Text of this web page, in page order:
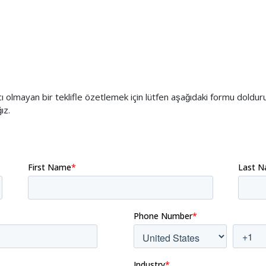
olmayan bir teklifle özetlemek için lütfen aşağıdaki formu